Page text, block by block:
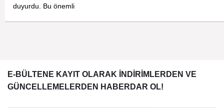
duyurdu. Bu önemli
E-BÜLTENE KAYIT OLARAK İNDİRİMLERDEN VE
GÜNCELLEMELERDEN HABERDAR OL!